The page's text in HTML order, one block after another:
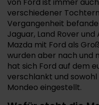
verschiedener
Vergangenheit
Jaguar, Land Rover
Mazda mit Ford als
wurden aber nach und
hat sich Ford auf dem
verschlankt und sowohl
Mondeo eingestellt.